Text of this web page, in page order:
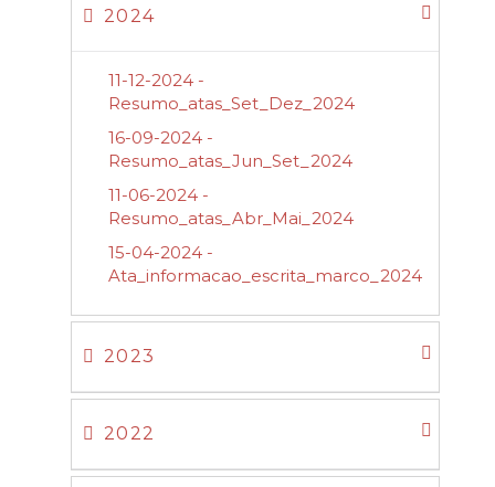
2024
11-12-2024 -
Resumo_atas_Set_Dez_2024
16-09-2024 -
Resumo_atas_Jun_Set_2024
11-06-2024 -
Resumo_atas_Abr_Mai_2024
15-04-2024 -
Ata_informacao_escrita_marco_2024
2023
2022